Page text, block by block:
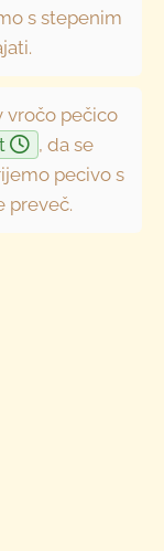
s stepenim
vročo pečico
, da se
pecivo s
preveč.